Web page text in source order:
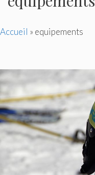
Accueil » equipements